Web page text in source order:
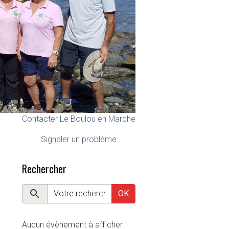
Contacter Le Boulou en Marche
Signaler un problème
Rechercher
OK
Aucun évènement à afficher.